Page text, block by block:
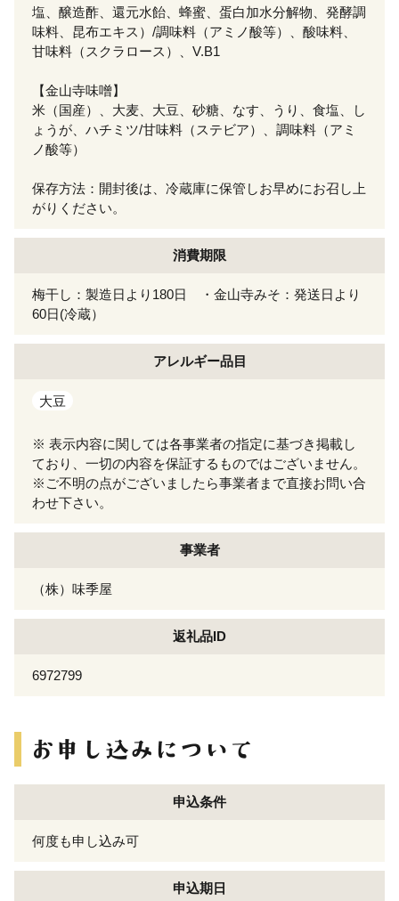
塩、醸造酢、還元水飴、蜂蜜、蛋白加水分解物、発酵調
味料、昆布エキス）/調味料（アミノ酸等）、酸味料、
甘味料（スクラロース）、V.B1
【金山寺味噌】
米（国産）、大麦、大豆、砂糖、なす、うり、食塩、し
ょうが、ハチミツ/甘味料（ステビア）、調味料（アミ
ノ酸等）
保存方法：開封後は、冷蔵庫に保管しお早めにお召し上
がりください。
消費期限
梅干し：製造日より180日 ・金山寺みそ：発送日より
60日(冷蔵）
アレルギー品目
大豆
※ 表示内容に関しては各事業者の指定に基づき掲載し
ており、一切の内容を保証するものではございません。
※ご不明の点がございましたら事業者まで直接お問い合
わせ下さい。
事業者
（株）味季屋
返礼品ID
6972799
申込条件
何度も申し込み可
申込期日